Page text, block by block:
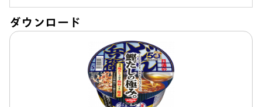
ダウンロード